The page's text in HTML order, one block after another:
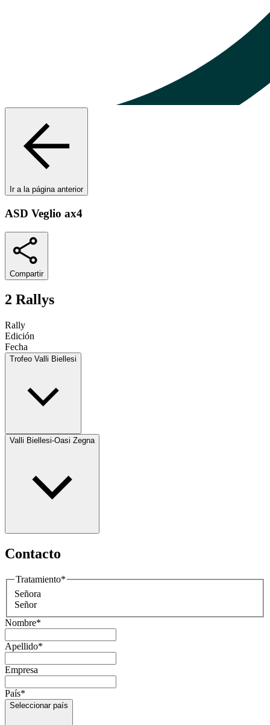
Ir a la página anterior
ASD Veglio ax4
Compartir
2 Rallys
Rally
Edición
Fecha
Trofeo Valli Biellesi
Valli Biellesi-Oasi Zegna
Contacto
Tratamiento*
Señora
Señor
Nombre*
Apellido*
Empresa
País*
Seleccionar país